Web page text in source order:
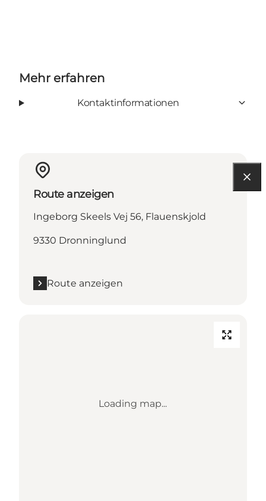
Mehr erfahren
Kontaktinformationen
Route anzeigen
Ingeborg Skeels Vej 56, Flauenskjold
9330 Dronninglund
Route anzeigen
Loading map...